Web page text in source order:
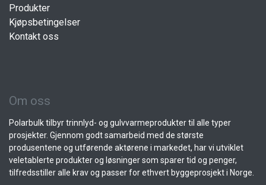
Produkter
Kjøpsbetingelser
Kontakt oss
Om oss
Polarbulk tilbyr trinnlyd- og gulvvarmeprodukter til alle typer
prosjekter. Gjennom godt samarbeid med de største
produsentene og utførende aktørene i markedet, har vi utviklet
veletablerte produkter og løsninger som sparer tid og penger,
tilfredsstiller alle krav og passer for ethvert byggeprosjekt i Norge.